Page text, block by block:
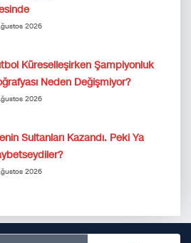
2026
Küreselleşirken Şampiyonluk
Neden Değişmiyor?
2026
Sultanları Kazandı. Peki Ya
2026